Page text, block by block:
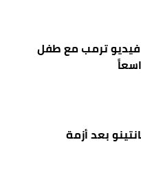
فيديو ترمب مع طفل
بعد أزمة